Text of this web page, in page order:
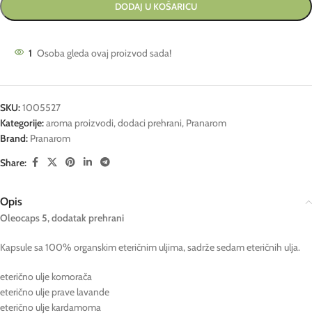
DODAJ U KOŠARICU
1 Osoba gleda ovaj proizvod sada!
SKU:1005527
Kategorije:aroma proizvodi,dodaci prehrani, Pranarom
Brand: Pranarom
Share:
Opis
Oleocaps 5, dodatak prehrani
Kapsule sa 100% organskim eteričnim uljima, sadrže sedam eteričnih ulja.
eterično ulje komorača
eterično ulje prave lavande
eterično ulje kardamoma